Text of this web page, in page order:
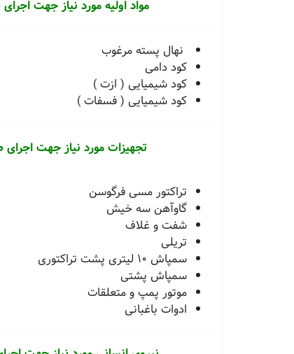
مواد اولیه مورد نیاز جهت
نهال پسته مرغوب
کود دامی
کود شیمیایی ( ازت )
کود شیمیایی ( فسفات )
تجهیزات مورد نیاز جهت
تراکتور مسی فرگوسن
گاوآهن سه خیش
شفت و غلاف
تریلی
سمپاش 10 لیتری پشت تراکتوری
سمپاش پشتی
موتور پمپ و متعلقات
ادوات باغبانی